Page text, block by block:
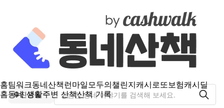
홈팀워크동네산책런마일모두의챌린지캐시로또보험캐시딜
홈동네 생활주변 산책산책 기록
진관동